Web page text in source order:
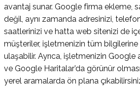
avantaj sunar. Google firma ekleme,
değil, aynı zamanda adresinizi,
saatlerinizi ve hatta web sitenizi de
müşteriler, işletmenizin tüm
ulaşabilir. Ayrıca, işletmenizin Google
ve Google Haritalar’da görünür
yerel aramalarda ön plana